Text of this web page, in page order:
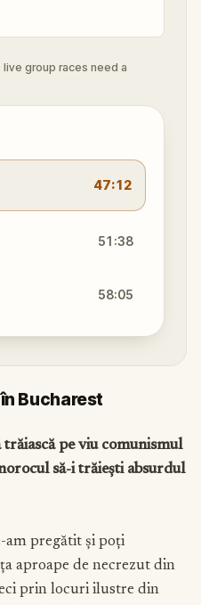
live group races need a
47:12
51:38
58:05
Bucharest
pe viu comunismul
să-i trăiești absurdul
am pregătit și poți
aproape de necrezut din
prin locuri ilustre din